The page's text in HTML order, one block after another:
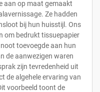
aan op maat gemaakt
Ze hadden
bij hun huisstijl. Ons
om bedrukt tissuepapier
toevoegde aan hun
de aanwezigen waren
zijn tevredenheid uit
de algehele ervaring van
voorbeeld toont de